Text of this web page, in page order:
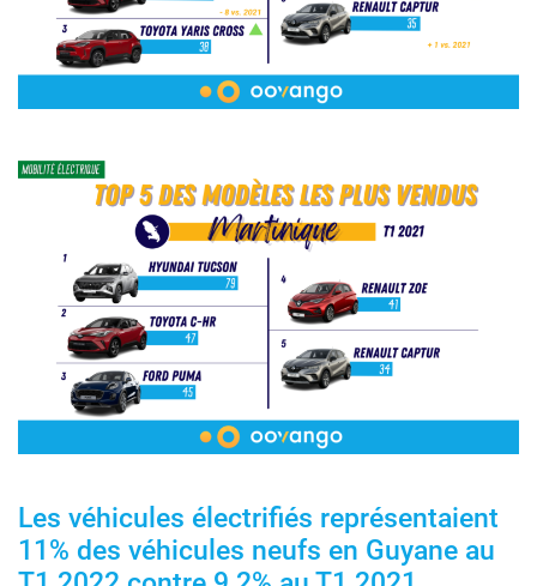
Les véhicules électrifiés représentaient
11% des véhicules neufs en Guyane au